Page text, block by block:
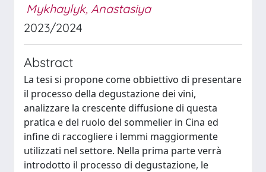
Mykhaylyk, Anastasiya
2023/2024
Abstract
La tesi si propone come obbiettivo di presentare
il processo della degustazione dei vini,
analizzare la crescente diffusione di questa
pratica e del ruolo del sommelier in Cina ed
infine di raccogliere i lemmi maggiormente
utilizzati nel settore. Nella prima parte verrà
introdotto il processo di degustazione, le